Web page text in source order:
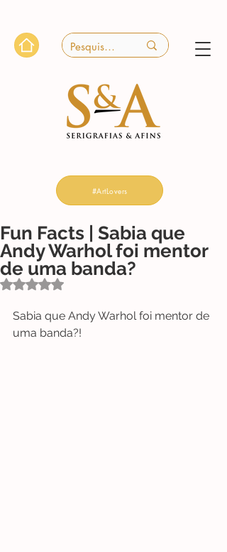
#ArtLovers
Fun Facts | Sabia que
Andy Warhol foi mentor
de uma banda?
Avaliado com NaN de 5 estrelas.
Sabia que Andy Warhol foi mentor de
uma banda?!